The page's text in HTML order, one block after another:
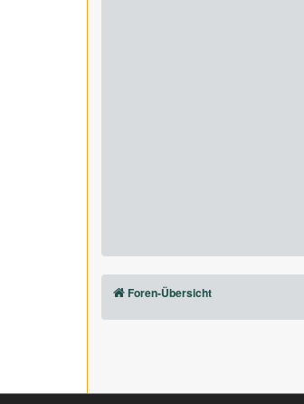
Foren-Übersicht